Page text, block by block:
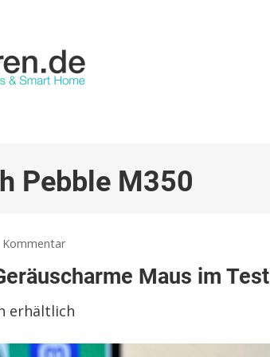
Pebble M350
Kommentarzu
Pebble
Geräuscharme
im
Maus im Test
erhältlich